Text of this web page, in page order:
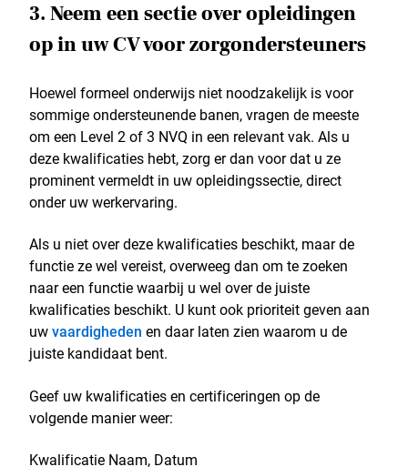
3. Neem een sectie over opleidingen
op in uw CV voor zorgondersteuners
Hoewel formeel onderwijs niet noodzakelijk is voor
sommige ondersteunende banen, vragen de meeste
om een Level 2 of 3 NVQ in een relevant vak. Als u
deze kwalificaties hebt, zorg er dan voor dat u ze
prominent vermeldt in uw opleidingssectie, direct
onder uw werkervaring.
Als u niet over deze kwalificaties beschikt, maar de
functie ze wel vereist, overweeg dan om te zoeken
naar een functie waarbij u wel over de juiste
kwalificaties beschikt. U kunt ook prioriteit geven aan
uwvaardigheden en daar laten zien waarom u de
juiste kandidaat bent.
Geef uw kwalificaties en certificeringen op de
volgende manier weer:
Kwalificatie Naam, Datum